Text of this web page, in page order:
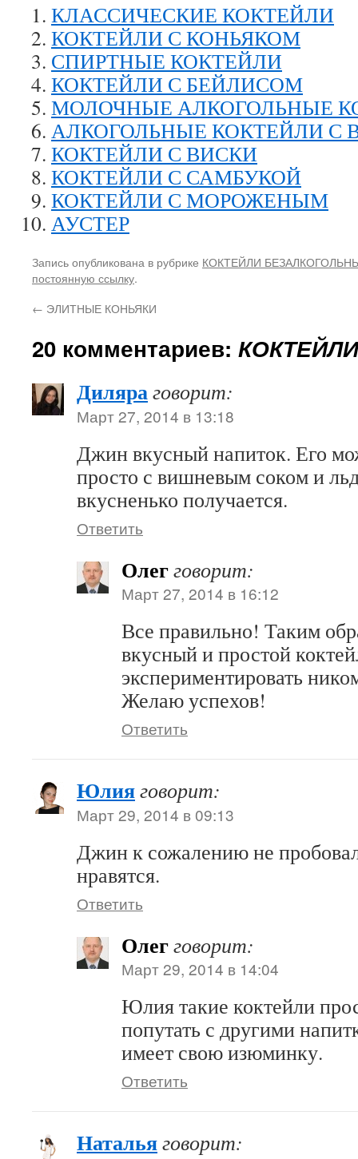
КЛАССИЧЕСКИЕ КОКТЕЙЛИ
КОКТЕЙЛИ С КОНЬЯКОМ
СПИРТНЫЕ КОКТЕЙЛИ
КОКТЕЙЛИ С БЕЙЛИСОМ
МОЛОЧНЫЕ АЛКОГОЛЬНЫЕ
АЛКОГОЛЬНЫЕ КОКТЕЙЛИ С
КОКТЕЙЛИ С ВИСКИ
КОКТЕЙЛИ С САМБУКОЙ
КОКТЕЙЛИ С МОРОЖЕНЫМ
АУСТЕР
Запись опубликована в рубрике КОКТЕЙЛИ
постоянную ссылку.
← ЭЛИТНЫЕ КОНЬЯКИ
20 комментариев:
Диляраговорит:
Март 27, 2014 в 13:18
Джин вкусный напиток. Его
просто с вишневым соком и
вкусненько получается.
Ответить
Олегговорит:
Март 27, 2014 в 16:12
Все правильно! Таким
вкусный и простой
экспериментировать
Желаю успехов!
Ответить
Юлияговорит:
Март 29, 2014 в 09:13
Джин к сожалению не
нравятся.
Ответить
Олегговорит:
Март 29, 2014 в 14:04
Юлия такие коктейли
попутать с другими
имеет свою изюминку.
Ответить
Натальяговорит: